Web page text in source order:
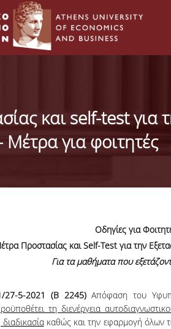
και self-test για
Μέτρα για φοιτητές
Οδηγίες για
Προστασίας και Self-Test για την
Για τα μαθήματα που
27-5-2021 (Β 2245)Απόφαση του
τη διενέργεια
καθώς και την εφαρμογή όλων